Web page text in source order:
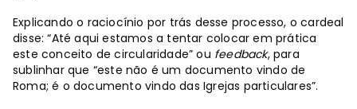
Explicando o raciocínio por trás desse processo, o cardeal
disse: “Até aqui estamos a tentar colocar em prática
este conceito de circularidade” ou feedback, para
sublinhar que “este não é um documento vindo de
Roma; é o documento vindo das Igrejas particulares”.